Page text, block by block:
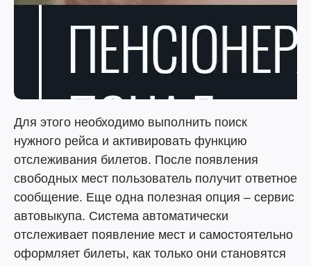
Для этого необходимо выполнить поиск
нужного рейса и активировать функцию
отслеживания билетов. После появления
свободных мест пользователь получит ответное
сообщение. Еще одна полезная опция – сервис
автовыкупа. Система автоматически
отслеживает появление мест и самостоятельно
оформляет билеты, как только они становятся